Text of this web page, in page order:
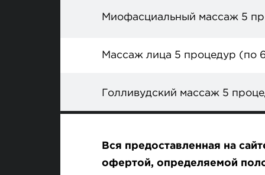
Миофасциальный массаж 5
Массаж лица 5 процедур (по
Голливудский массаж 5
Вся предоставленная на
офертой, определяемой